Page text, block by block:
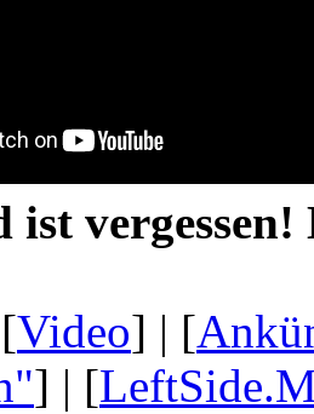
ist
Video] | [
] | [